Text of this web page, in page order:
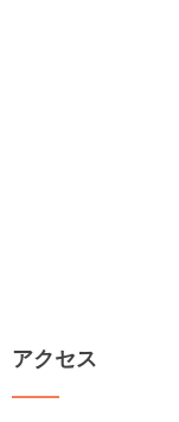
アクセス